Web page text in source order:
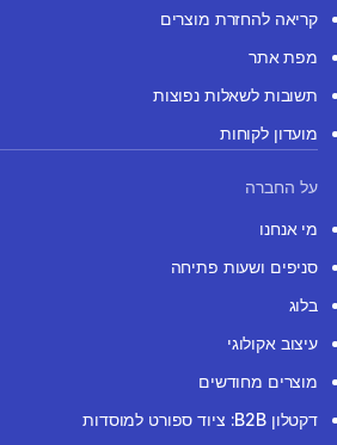
קריאה להחזרת מוצרים
מפת אתר
תשובות לשאלות נפוצות
מועדון לקוחות
על החברה
מי אנחנו
סניפים ושעות פתיחה
בלוג
עיצוב אקולוגי
מוצרים מחודשים
דקטלון B2B: ציוד ספורט למוסדות